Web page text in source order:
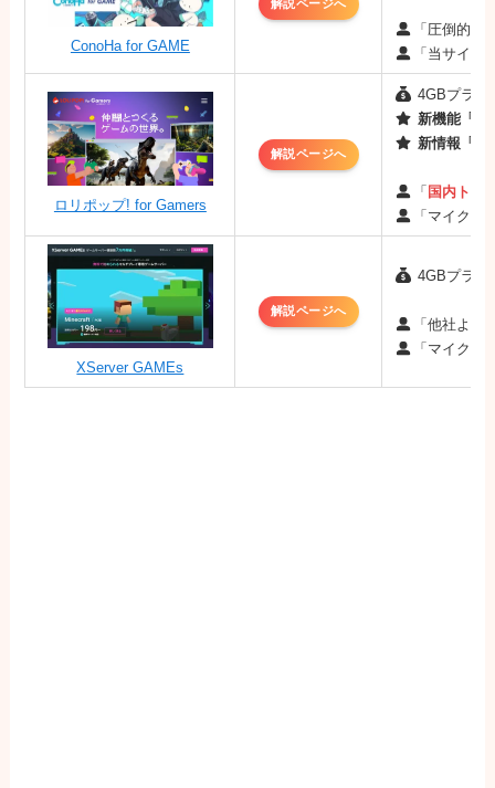
ConoHa for GAME
解説ページへ
「圧倒的な
「当サイト
ロリポップ! for Gamers
解説ページへ
4GBプラン
新機能「
新情報「最
「 国内トッ
「マイクラ
XServer GAMEs
解説ページへ
4GBプラン
「他社より
「マイクラ